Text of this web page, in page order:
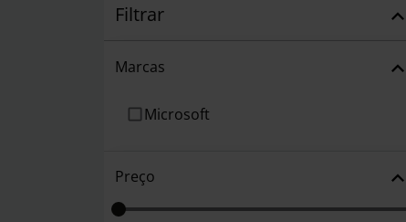
Filtrar
Marcas
Microsoft
Preço